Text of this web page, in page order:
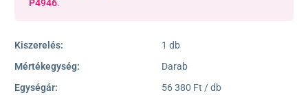
P4946.
Kiszerelés:
1 db
Mértékegység:
Darab
Egységár:
56 380 Ft / db